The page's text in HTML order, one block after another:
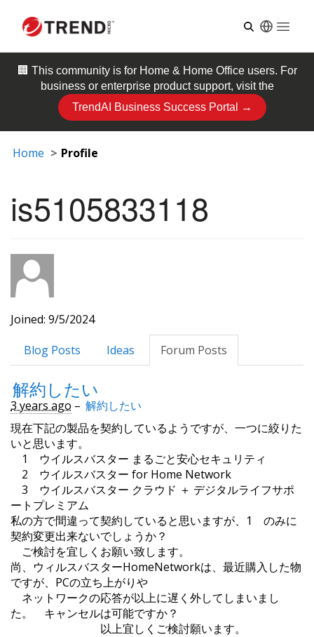
🏢 This community is for Home & Home Officeusers. For
business or enterprise product support, visit the
TrendAI Business Success Portal →
Home Profile
is5105833118
Joined: 9/5/2024
Blog Posts
Ideas Forum Posts
解約したい
3 years ago – 解約したい
現在下記の製品を契約しているようですが、一つに絞りた
いと思います。
1 ウイルスバスター まるごと安心セキュリティ
2 ウイルスバスター for Home Network
3 ウイルスバスター クラウド ＋ デジタルライフサポ
ートプレミアム
私の方で間違って契約していると思いますが、1 のみに
契約変更出来ないでしょうか？
ご検討を宜しくお願い致します。
尚、ウィルスバスターHomeNetworkは、最近購入した物
ですが、PCの立ち上がりや
ネットワークの応答が以上に遅く外してしまいまし
た。 キャンセルは可能ですか？
以上宜しくご検討願います。